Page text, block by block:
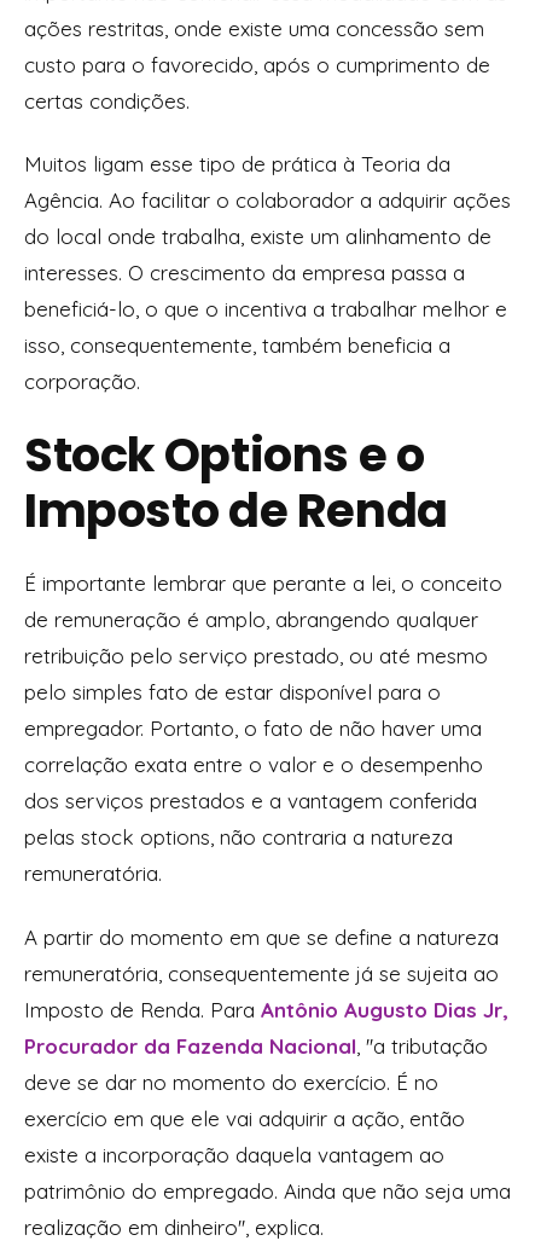
ações restritas, onde existe uma concessão sem
custo para o favorecido, após o cumprimento de
certas condições.
Muitos ligam esse tipo de prática à Teoria da
Agência. Ao facilitar o colaborador a adquirir ações
do local onde trabalha, existe um alinhamento de
interesses. O crescimento da empresa passa a
beneficiá-lo, o que o incentiva a trabalhar melhor e
isso, consequentemente, também beneficia a
corporação.
Stock Options e o
Imposto de Renda
É importante lembrar que perante a lei, o conceito
de remuneração é amplo, abrangendo qualquer
retribuição pelo serviço prestado, ou até mesmo
pelo simples fato de estar disponível para o
empregador. Portanto, o fato de não haver uma
correlação exata entre o valor e o desempenho
dos serviços prestados e a vantagem conferida
pelas stock options, não contraria a natureza
remuneratória.
A partir do momento em que se define a natureza
remuneratória, consequentemente já se sujeita ao
Imposto de Renda. Para Antônio Augusto Dias Jr,
Procurador da Fazenda Nacional , ''a tributação
deve se dar no momento do exercício. É no
exercício em que ele vai adquirir a ação, então
existe a incorporação daquela vantagem ao
patrimônio do empregado. Ainda que não seja uma
realização em dinheiro'', explica.